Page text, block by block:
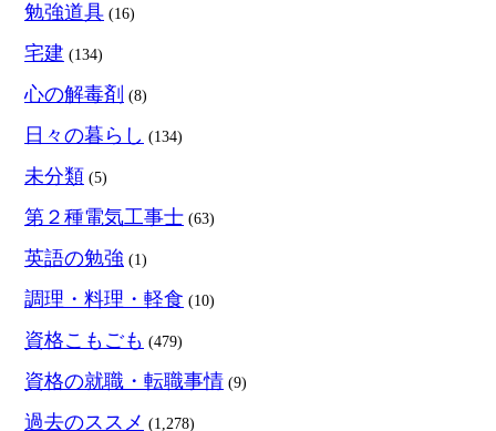
勉強道具 (16)
宅建 (134)
心の解毒剤 (8)
日々の暮らし (134)
未分類 (5)
第２種電気工事士 (63)
英語の勉強 (1)
調理・料理・軽食 (10)
資格こもごも (479)
資格の就職・転職事情 (9)
過去のススメ (1,278)